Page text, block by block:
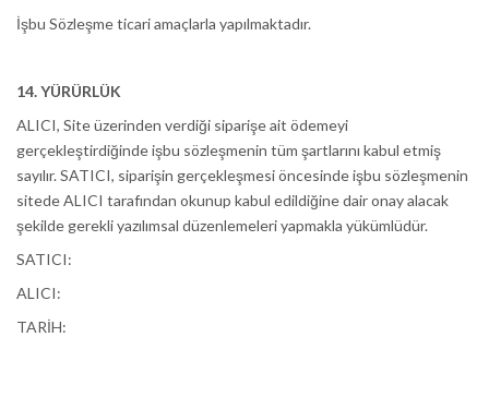
İşbu Sözleşme ticari amaçlarla yapılmaktadır.
14. YÜRÜRLÜK
ALICI, Site üzerinden verdiği siparişe ait ödemeyi
gerçekleştirdiğinde işbu sözleşmenin tüm şartlarını kabul etmiş
sayılır. SATICI, siparişin gerçekleşmesi öncesinde işbu sözleşmenin
sitede ALICI tarafından okunup kabul edildiğine dair onay alacak
şekilde gerekli yazılımsal düzenlemeleri yapmakla yükümlüdür.
SATICI:
ALICI:
TARİH: